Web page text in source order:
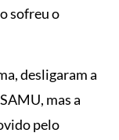
sofreu o
desligaram a
mas a
pelo